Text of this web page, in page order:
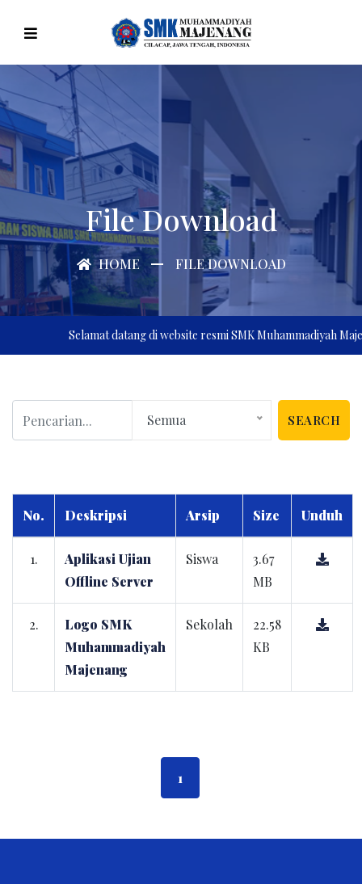
File Download
HOME FILE DOWNLOAD
Selamat datang di website resmi SMK Muhammadiyah
Semua SEARCH
No. Deskripsi Arsip Size Unduh
1.
Aplikasi Ujian
Offline Server
Siswa
3.67
MB
2.
Logo SMK
Muhammadiyah
Majenang
Sekolah
22.58
KB
1